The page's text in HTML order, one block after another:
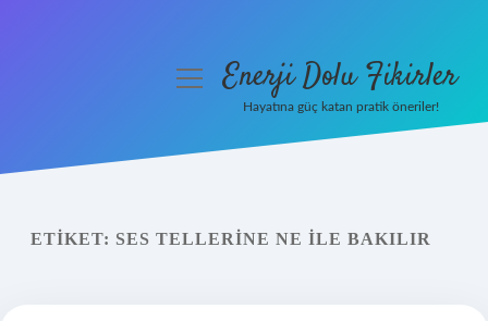
Yasal Uyarı
menüyüEnerji Dolu Fikirler
Hayatına güç katan pratik öneriler!
ETIKET: SES TELLERINE NE ILE BAKILIR